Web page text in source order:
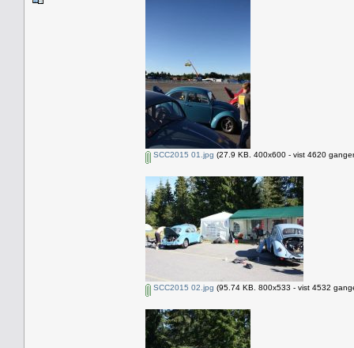
SCC2015 01.jpg (27.9 KB. 400x600 - vist 4620
SCC2015 02.jpg (95.74 KB. 800x533 - vist 4532